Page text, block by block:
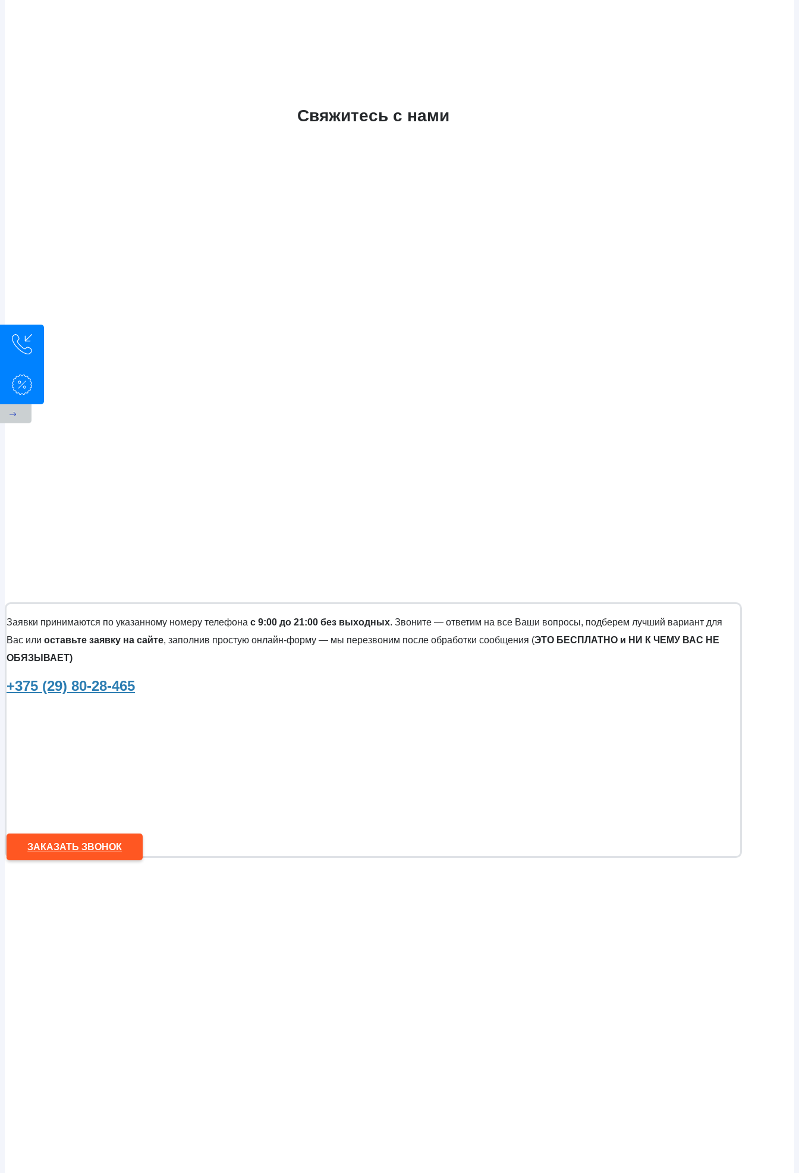
Свяжитесь с нами
Заявки принимаются по указанному номеру телефона с 9:00 до 21:00 без выходных. Звоните — ответим на все Ваши вопросы, подберем лучший вариант для
Вас или оставьте заявку на сайте, заполнив простую онлайн-форму — мы перезвоним после обработки сообщения (ЭТО БЕСПЛАТНО и НИ К ЧЕМУ ВАС НЕ
ОБЯЗЫВАЕТ)
+375 (29) 80-28-465
ЗАКАЗАТЬ ЗВОНОК